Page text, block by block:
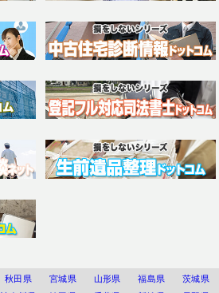
秋田県 宮城県 山形県 福島県
茨城県